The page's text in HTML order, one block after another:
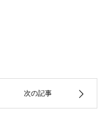
次の記事